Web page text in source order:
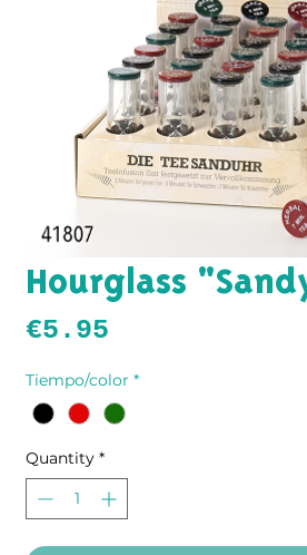
Hourglass
€5.95
Tiempo/color *
Quantity *